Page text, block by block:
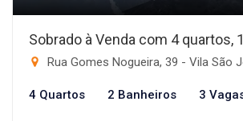
Sobrado à Venda com 4 quartos,
Rua Gomes Nogueira, 39 - Vila São
4 Quartos 2 Banheiros 3